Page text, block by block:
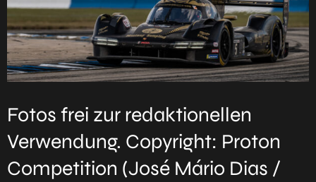
Fotos frei zur redaktionellen
Verwendung. Copyright: Proton
Competition (José Mário Dias /